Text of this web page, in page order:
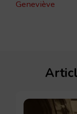
Geneviève